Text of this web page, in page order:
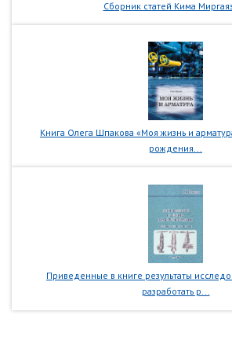
Сборник статей Кима
Книга Олега Шпакова «Моя жизнь и
рождения...
Приведенные в книге результаты
разработать р...